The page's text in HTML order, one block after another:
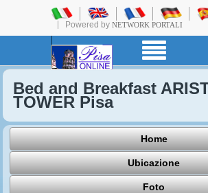
Powered by NETWORK PORTALI
Bed and Breakfast
TOWER Pisa
Home
Ubicazione
Foto